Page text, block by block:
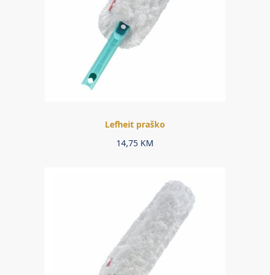
Lefheit praško
14,75 KM